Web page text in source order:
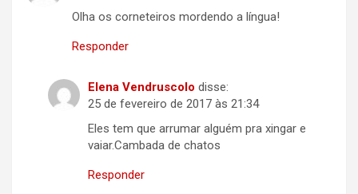
Olha os corneteiros mordendo a língua!
Responder
Elena Vendruscolo disse:
25 de fevereiro de 2017 às 21:34
Eles tem que arrumar alguém pra xingar e
vaiar.Cambada de chatos
Responder